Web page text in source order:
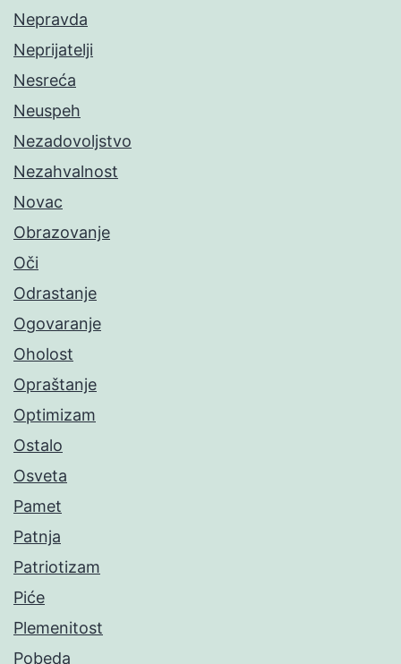
Nepravda
Neprijatelji
Nesreća
Neuspeh
Nezadovoljstvo
Nezahvalnost
Novac
Obrazovanje
Oči
Odrastanje
Ogovaranje
Oholost
Opraštanje
Optimizam
Ostalo
Osveta
Pamet
Patnja
Patriotizam
Piće
Plemenitost
Pobeda